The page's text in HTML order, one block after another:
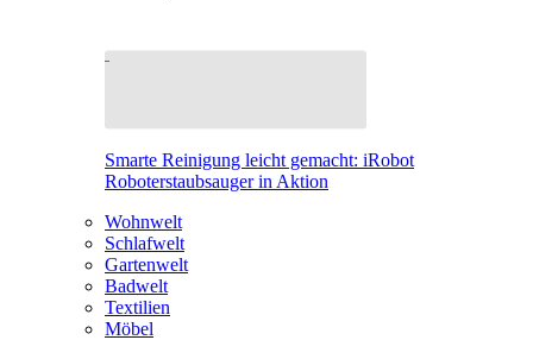
Smarte Reinigung leicht gemacht: iRobot
Roboterstaubsauger in Aktion
Wohnwelt
Schlafwelt
Gartenwelt
Badwelt
Textilien
Möbel